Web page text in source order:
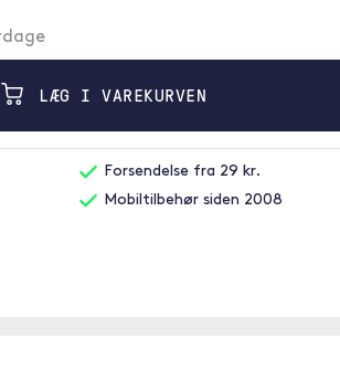
LÆG I VAREKURVEN
Forsendelse fra 29 kr.
Mobiltilbehør siden 2008